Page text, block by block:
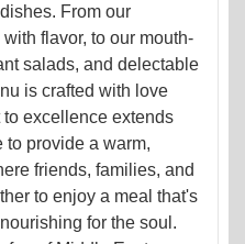
From our
flavor, to our mouth-
salads, and delectable
is crafted with love
excellence extends
to provide a warm,
friends, families, and
to enjoy a meal that's
for the soul.